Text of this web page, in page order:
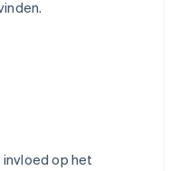
op het